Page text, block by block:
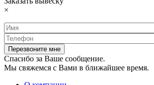
×
Спасибо за Ваше сообщение.
Мы свяжемся с Вами в ближайшее время.